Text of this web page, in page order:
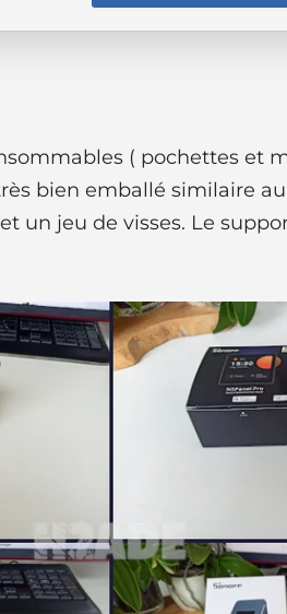
( pochettes et
bien emballé similaire
un jeu de visses. Le